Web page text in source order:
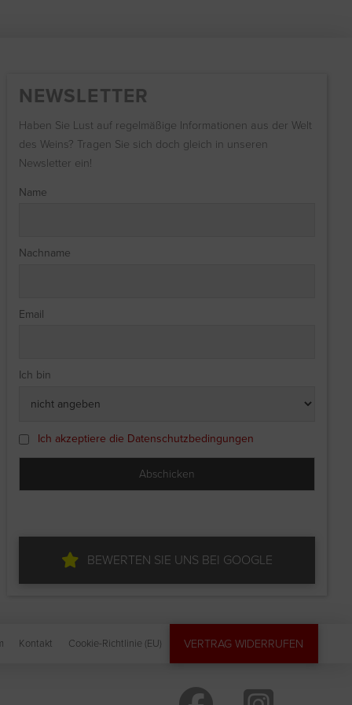
NEWSLETTER
Haben Sie Lust auf regelmäßige Informationen aus der Welt
des Weins? Tragen Sie sich doch gleich in unseren
Newsletter ein!
Name
Nachname
Email
Ich bin
Ich akzeptiere die Datenschutzbedingungen
BEWERTEN SIE UNS BEI GOOGLE
Kontakt Cookie-Richtlinie (EU) VERTRAG WIDERRUFEN